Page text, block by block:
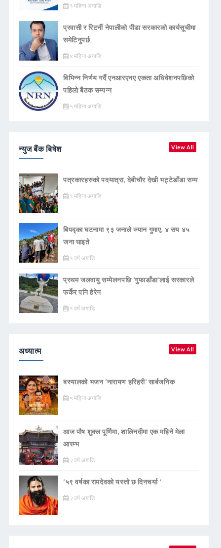
१ महिना अगाडि
प्रवासी र रिटर्नी नेपालीको पीडा सरकारको कार्यसूचीमा
समेटिनुपर्छ
४ महिना अगाडि
विभिन्न निर्णय गर्दै एनआरएनए एकता अधिवेशनपछिको
पहिलो बैठक सम्पन्न
५ महिना अगाडि
न्युज बैंक बिषेश View All
पत्रकारहरुको पदयात्रा, देबीचौर देखी भट्टेडाँडा सम्म
१ महिना अगाडि
बिपद्का घटनामा ९३ जनाले ज्यान गुमाए, ४ सय ४५
जना घाइते
१ वर्ष अगाडि
प्रथम जलवायु सम्मेलनपछि ‘गुफाडाँडा’लाई सरकारले
फर्केर पनि हेरेन
१ वर्ष अगाडि
अध्यात्म View All
बस्यालको भजन ‘नारायण हरिहरी’ सार्बजनिक
५ महिना अगाडि
आज पौष शुक्ल पूर्णिमा, शालिनदीमा एक महिने मेला
आरम्भ
२ वर्ष अगाडि
‘५९ वर्षका रामदेवकाे यस्ताे छ दिनचर्या ’
२ वर्ष अगाडि